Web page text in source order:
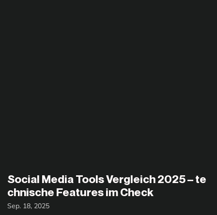
Social Media Tools Vergleich 2025 – te
chnische Features im Check
Sep. 18, 2025